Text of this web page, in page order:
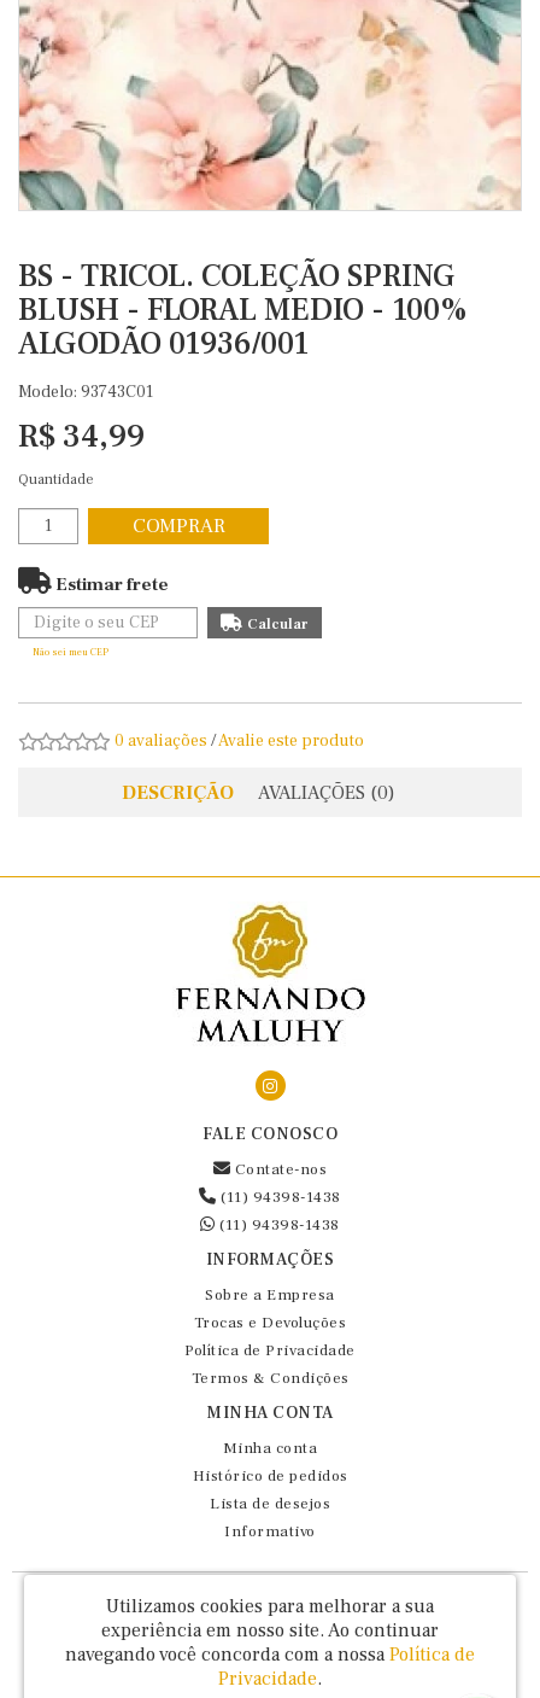
BS - TRICOL. COLEÇÃO SPRING
BLUSH - FLORAL MEDIO - 100%
ALGODÃO 01936/001
Modelo: 93743C01
R$ 34,99
Quantidade
COMPRAR
Estimar frete
Não sei meu CEP
0 avaliações /Avalie este produto
DESCRIÇÃO AVALIAÇÕES (0)
FALE CONOSCO
Contate-nos
(11) 94398-1438
(11) 94398-1438
INFORMAÇÕES
Sobre a Empresa
Trocas e Devoluções
Política de Privacidade
Termos & Condições
MINHA CONTA
Minha conta
Histórico de pedidos
Lista de desejos
Informativo
Fernando Maluhy Cia Ltda - CNPJ: 60.458.825/0001-86
Rua Dr Euclydes da Cunha, 47 - Brás - São Paulo / SP - CEP 03016-030
Utilizamos cookies para melhorar a sua
experiência em nosso site. Ao continuar
navegando você concorda com a nossa Política de
Privacidade.